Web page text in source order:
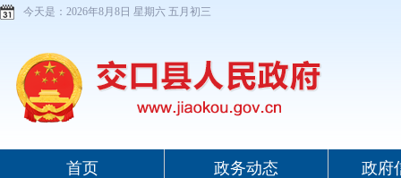
今天是： 2026年8月8日 星期六 五月初三
首页 政务动态 政府